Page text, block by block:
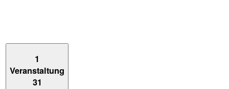
1
Veranstaltung
31